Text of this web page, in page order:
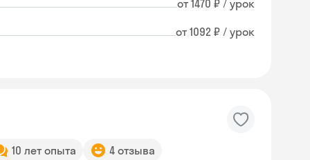
от 1470 ₽ / урок
от 1092 ₽ / урок
10 лет опыта 4 отзыва